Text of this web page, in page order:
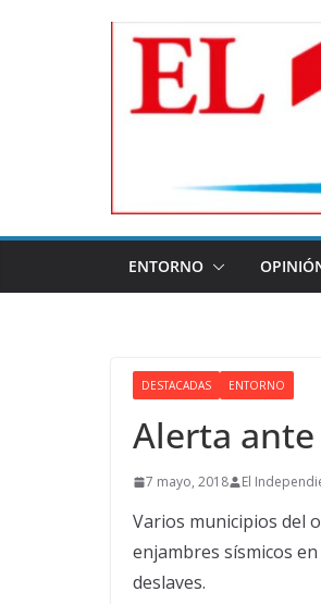
ENTORNO
DESTACADAS ENTORNO
Alerta
7 mayo, 2018 El
Varios municipios del
enjambres sísmicos
deslaves.